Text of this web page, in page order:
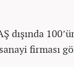
dışında
firması